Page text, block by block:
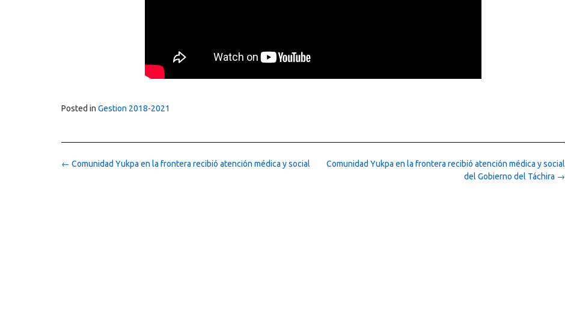
Posted in Gestion 2018-2021
Post
Comunidad Yukpa en la frontera recibió atención médica y social
del Gobierno del Táchira →
← Comunidad Yukpa en la frontera recibió atención médica y social